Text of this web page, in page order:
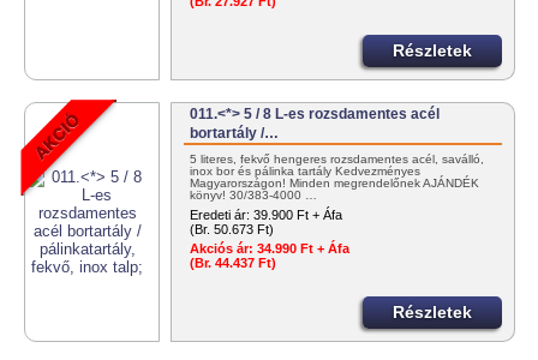
Részletek
011.<*> 5 / 8 L-es rozsdamentes acél
bortartály /…
5 literes, fekvő hengeres rozsdamentes acél, saválló,
inox bor és pálinka tartály Kedvezményes
Magyarországon! Minden megrendelőnek AJÁNDÉK
könyv! 30/383-4000 …
Eredeti ár: 39.900 Ft + Áfa
(Br. 50.673 Ft)
Akciós ár: 34.990 Ft + Áfa
(Br. 44.437 Ft)
Részletek